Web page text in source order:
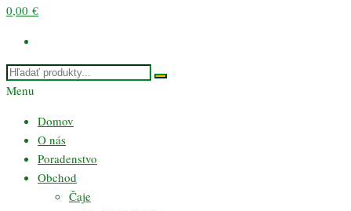
0,00 €
Menu
Domov
O nás
Poradenstvo
Obchod
Čaje